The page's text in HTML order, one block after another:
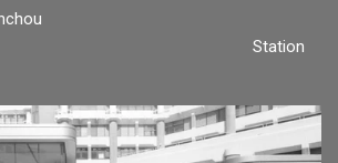
Bos Station